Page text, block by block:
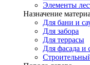
Элементы
Назначение
Для бани и
Для забора
Для террасы
Для фасада и